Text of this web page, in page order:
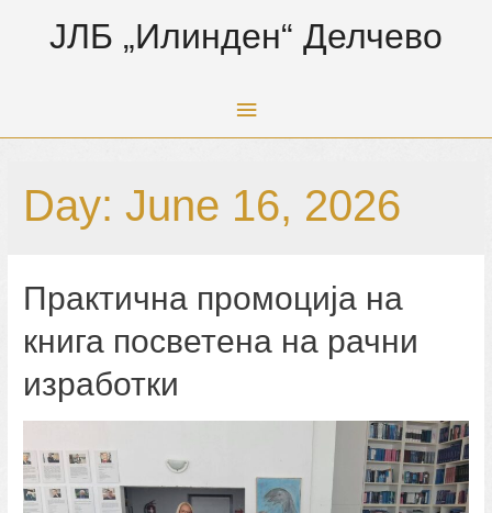
ЈЛБ „Илинден“ Делчево
Main
Day:June 16, 2026
Практична промоција на
книга посветена на рачни
изработки